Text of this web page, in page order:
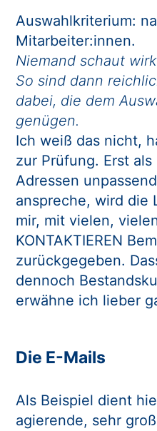
Auswahlkriterium:
Mitarbeiter:innen.
Niemand schaut
So sind dann
dabei, die dem
genügen.
Ich weiß das nicht,
zur Prüfung. Erst
Adressen
anspreche, wird die
mir, mit vielen,
KONTAKTIEREN
zurückgegeben.
dennoch
erwähne ich lieber
Die E-Mails
Als Beispiel dient
agierende, sehr